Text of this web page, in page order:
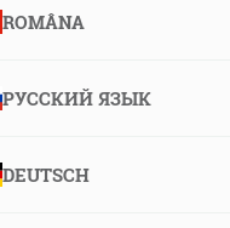
ROMÂNA
РУССКИЙ ЯЗЫК
DEUTSCH